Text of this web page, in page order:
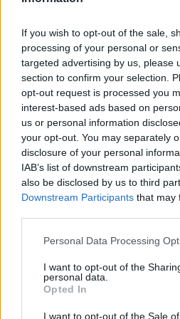
If you wish to opt-out of the sale,
processing of your personal or
targeted advertising by us, please
section to confirm your selection.
opt-out request is processed you
interest-based ads based on
us or personal information
your opt-out. You may separately
disclosure of your personal
IAB’s list of downstream
also be disclosed by us to third
Downstream Participants that may
Please note that this website/app
not limited to your visit or usage
grant or deny consent to Google
use your data for below specified
consent section.
Personal Data Processing
I want to opt-out of the
personal data.
Opted In
I want to opt-out of the Sale
colpo di pistola a scopo
trasportato in ospedale in
sarebbe in pericolo di vita.
GUARDA IL VIDEO
Precedente
Tuscolano,
rimosso enorme
alveare nel Parco
degli Acquedotti –
FOTO